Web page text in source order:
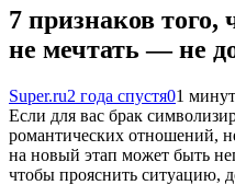
7 признаков того,
не мечтать — не
Super.ru2 года спустя01
Если для вас брак
романтических отношений,
на новый этап может быть
чтобы прояснить ситуацию,